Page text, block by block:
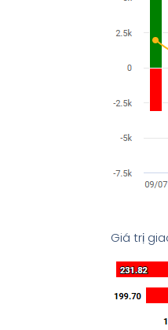
Giá trị